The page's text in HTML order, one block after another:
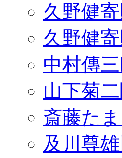
久野健
久野健
中村傳
山下菊
斎藤た
及川尊